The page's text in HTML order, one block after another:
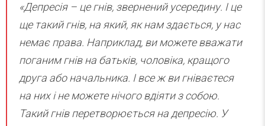
«Депресія – це гнів, звернений усередину. І це
ще такий гнів, на який, як нам здається, у нас
немає права. Наприклад, ви можете вважати
поганим гнів на батьків, чоловіка, кращого
друга або начальника. І все ж ви гніваєтеся
на них і не можете нічого вдіяти з собою.
Такий гнів перетворюється на депресію. У